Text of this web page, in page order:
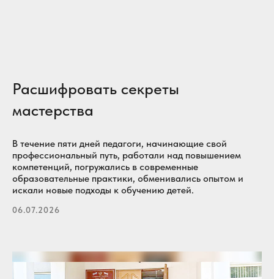
Расшифровать секреты
мастерства
В течение пяти дней педагоги, начинающие свой
профессиональный путь, работали над повышением
компетенций, погружались в современные
образовательные практики, обменивались опытом и
искали новые подходы к обучению детей.
06.07.2026